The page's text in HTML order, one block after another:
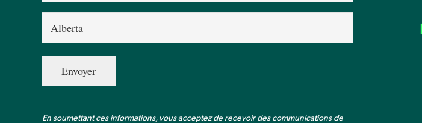
En soumettant ces informations, vous acceptez de recevoir des communications de